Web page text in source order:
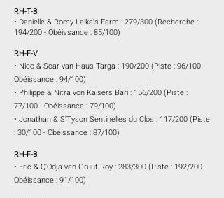
RH-T-B
• Danielle & Romy Laika's Farm : 279/300 (Recherche :
194/200 - Obéissance : 85/100)
RH-F-V
• Nico & Scar van Haus Targa : 190/200 (Piste : 96/100 -
Obéissance : 94/100)
• Philippe & Nitra von Kaisers Bari : 156/200 (Piste :
77/100 - Obéissance : 79/100)
• Jonathan & S'Tyson Sentinelles du Clos : 117/200 (Piste
: 30/100 - Obéissance : 87/100)
RH-F-B
• Eric & Q'Odja van Gruut Roy : 283/300 (Piste : 192/200 -
Obéissance : 91/100)